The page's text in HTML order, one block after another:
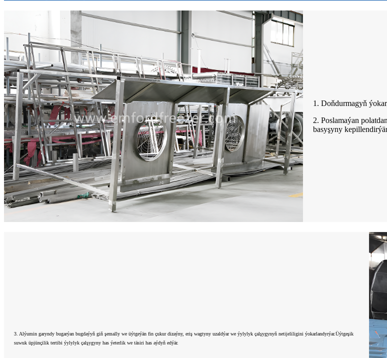
1. Doňdurmagyň
2. Poslamaýan
basyşyny
3. Alýumin garyndy bugarýan bugdaýyň giň şemally we üýtgeýän fin çukur dizaýny, eriş wagtyny uzaldýar we ýylylyk çalşygynyň netijeliligini ýokarlandyrýar.Üýtgeşik
suwuk üpjünçilik tertibi ýylylyk çalşygyny has ýeterlik we täsiri has aýdyň edýär.